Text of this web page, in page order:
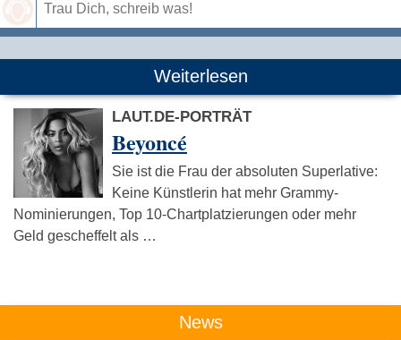
Weiterlesen
LAUT.DE-PORTRÄT
Beyoncé
Sie ist die Frau der absoluten Superlative:
Keine Künstlerin hat mehr Grammy-
Nominierungen, Top 10-Chartplatzierungen oder mehr
Geld gescheffelt als …
News